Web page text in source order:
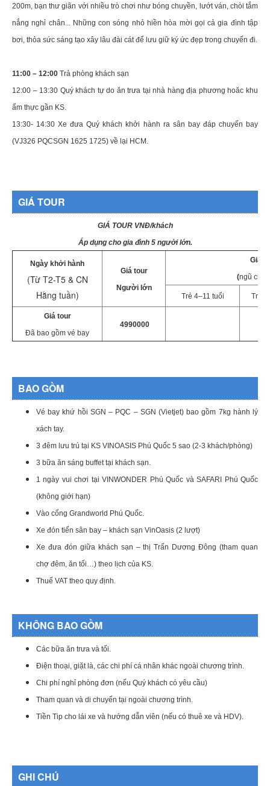
200m, bạn thư giãn với nhiều trò chơi như bóng chuyền, lướt ván, chòi tắm
nắng nghỉ chân... Những con sóng nhỏ hiền hòa mời gọi cả gia đình tập
bơi, thỏa sức sáng tạo xây lâu đài cát để lưu giữ ký ức đẹp trong chuyến đi.
11:00 – 12:00 Trả phòng khách sạn
12:00 – 13:30 Quý khách tự do ăn trưa tại nhà hàng địa phương hoăc khu
ẩm thực gần KS.
13:30- 14:30 Xe đưa Quý khách khởi hành ra sân bay đáp chuyến bay
(VJ326 PQCSGN 1625 1725) về lại HCM.
GIÁ TOUR
GIÁ TOUR VNĐ/khách
Áp dụng cho gia đình 5 người lớn.
Ngày khởi hành
(Từ T2-T5 & CN
Hằng tuần)
Giá tour
Người lớn
Giá
(ngũ
Trẻ 4–11 tuổi Trẻ
Giá tour
Đã bao gồm vé bay
4990000
BAO GỒM
Vé bay khứ hồi SGN – PQC – SGN (Vietjet) bao gồm 7kg hành lý
xách tay.
3 đêm lưu trú tại KS VINOASIS Phú Quốc 5 sao (2-3 khách/phòng)
3 bữa ăn sáng buffet tại khách sạn.
1 ngày vui chơi tại VINWONDER Phú Quốc và SAFARI Phú Quốc
(không giới hạn)
Vào cổng Grandworld Phú Quốc.
Xe đón tiển sân bay – khách sạn VinOasis (2 lượt)
Xe đưa đón giữa khách sạn – thị Trấn Dương Đông (tham quan
chợ đêm, ăn tối…) theo lịch của KS.
Thuế VAT theo quy định.
KHÔNG BAO GỒM
Các bữa ăn trưa và tối.
Điện thoại, giặt là, các chi phí cá nhân khác ngoài chương trình.
Chi phí nghỉ phòng đơn (nếu Quý khách có yêu cầu)
Tham quan và di chuyển tại ngoài chương trình.
Tiền Tip cho lái xe và hướng dẫn viên (nếu có thuê xe và HDV).
GHI CHÚ